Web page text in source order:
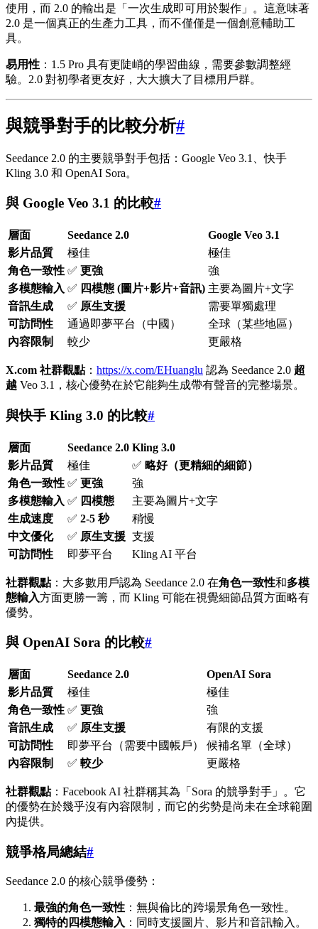
使用，而 2.0 的輸出是「一次生成即可用於製作」。這意味著
2.0 是一個真正的生產力工具，而不僅僅是一個創意輔助工
具。
易用性 ：1.5 Pro 具有更陡峭的學習曲線，需要參數調整經
驗。2.0 對初學者更友好，大大擴大了目標用戶群。
與競爭對手的比較分析#
Seedance 2.0 的主要競爭對手包括：Google Veo 3.1、快手
Kling 3.0 和 OpenAI Sora。
與 Google Veo 3.1 的比較#
層面 Seedance 2.0
Google Veo 3.1
影片品質
極佳
極佳
角色一致性 ✅ 更強
強
多模態輸入 ✅ 四模態 (圖片+影片+音訊) 主要為圖片+文字
音訊生成
✅ 原生支援
需要單獨處理
可訪問性
通過即夢平台（中國）
全球（某些地區）
內容限制
較少 更嚴格
X.com 社群觀點： https://x.com/EHuanglu 認為 Seedance 2.0 超
越 Veo 3.1，核心優勢在於它能夠生成帶有聲音的完整場景。
與快手 Kling 3.0 的比較#
層面 Seedance 2.0 Kling 3.0
影片品質
極佳 ✅ 略好（更精細的細節）
角色一致性 ✅ 更強
強
多模態輸入 ✅ 四模態
主要為圖片+文字
生成速度
✅ 2-5 秒
稍慢
中文優化
✅ 原生支援 支援
可訪問性
即夢平台 Kling AI 平台
社群觀點：大多數用戶認為 Seedance 2.0 在角色一致性和多模
態輸入方面更勝一籌，而 Kling 可能在視覺細節品質方面略有
優勢。
與 OpenAI Sora 的比較#
層面 Seedance 2.0
OpenAI Sora
影片品質
極佳
極佳
角色一致性 ✅ 更強
強
音訊生成
✅ 原生支援
有限的支援
可訪問性
即夢平台（需要中國帳戶）
候補名單（全球）
內容限制
✅ 較少 更嚴格
社群觀點：Facebook AI 社群稱其為「Sora 的競爭對手」。它
的優勢在於幾乎沒有內容限制，而它的劣勢是尚未在全球範圍
內提供。
競爭格局總結#
Seedance 2.0 的核心競爭優勢：
最強的角色一致性 ：無與倫比的跨場景角色一致性。
獨特的四模態輸入 ：同時支援圖片、影片和音訊輸入。